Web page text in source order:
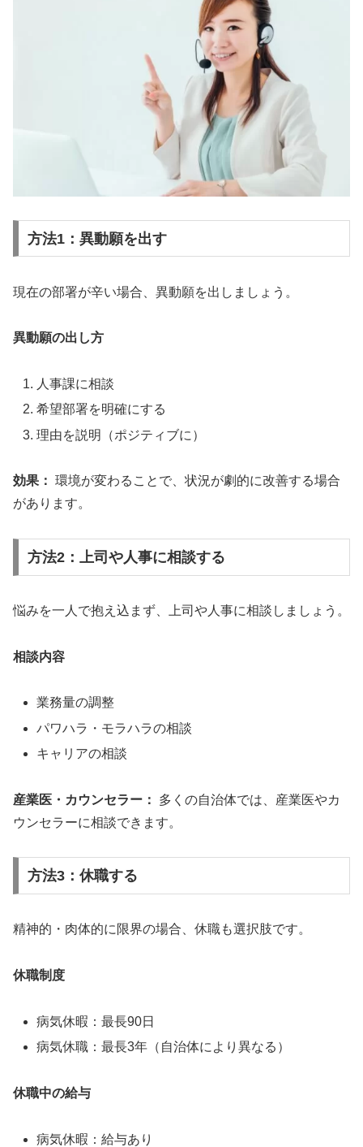
方法1：異動願を出す
現在の部署が辛い場合、異動願を出しましょう。
異動願の出し方
人事課に相談
希望部署を明確にする
理由を説明（ポジティブに）
効果： 環境が変わることで、状況が劇的に改善する場合
があります。
方法2：上司や人事に相談する
悩みを一人で抱え込まず、上司や人事に相談しましょう。
相談内容
業務量の調整
パワハラ・モラハラの相談
キャリアの相談
産業医・カウンセラー：
多くの自治体では、産業医やカ
ウンセラーに相談できます。
方法3：休職する
精神的・肉体的に限界の場合、休職も選択肢です。
休職制度
病気休暇：最長90日
病気休職：最長3年（自治体により異なる）
休職中の給与
病気休暇：給与あり